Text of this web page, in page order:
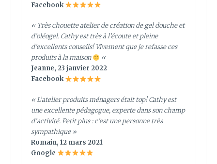
Facebook
« Très chouette atelier de création de gel douche et
d’oléogel. Cathy est très à l’écoute et pleine
d’excellents conseils! Vivement que je refasse ces
produits à la maison
«
Jeanne, 23 janvier 2022
Facebook
«L’atelier produits ménagers était top! Cathy est
une excellente pédagogue, experte dans son champ
d’activité. Petit plus : c’est une personne très
sympathique»
Romain, 12 mars 2021
Google